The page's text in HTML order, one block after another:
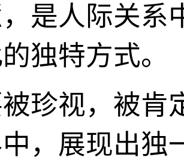
是人际关系
独特方式。
珍视，被肯
，展现出独